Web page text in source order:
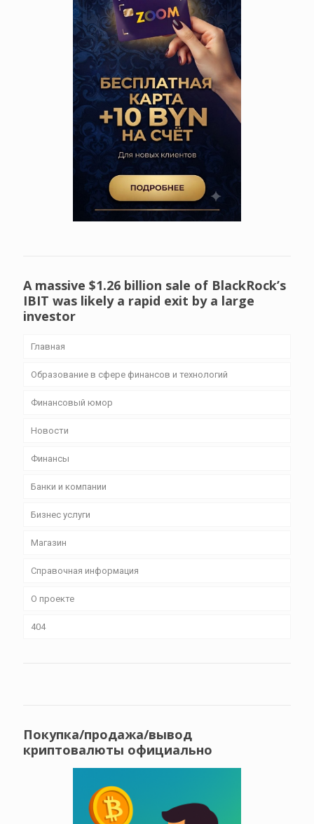
A massive $1.26 billion sale of BlackRock’s
IBIT was likely a rapid exit by a large
investor
Главная
Образование в сфере финансов и технологий
Финансовый юмор
Новости
Финансы
Банки и компании
Бизнес уcлуги
Магазин
Справочная информация
О проекте
404
Покупка/продажа/вывод
криптовалюты официально